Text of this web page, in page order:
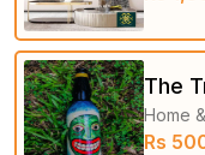
The
on
Home
Rs